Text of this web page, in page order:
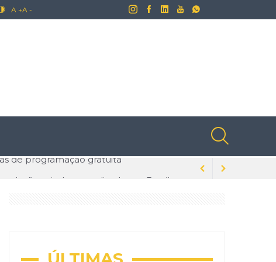
A +A -
ainda naturalizadas no Brasil
na tecnologia